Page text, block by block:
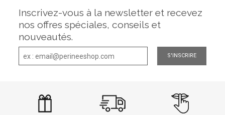
Inscrivez-vous à la newsletter et recevez
nos offres spéciales, conseils et
nouveautés.
S'INSCRIRE